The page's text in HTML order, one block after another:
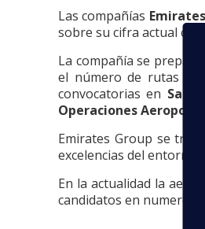
Las compañías Emirates
sobre su cifra actual con
La compañía se
el número de rutas
convocatorias en
Operaciones
Emirates Group se
excelencias del entorno
En la actualidad la
candidatos en